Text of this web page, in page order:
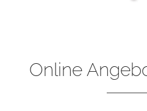
Online